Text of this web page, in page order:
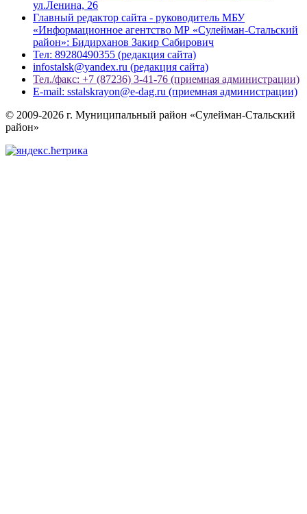
ул.Ленина, 26
Главный редактор сайта - руководитель МБУ
«Информационное агентство МР «Сулейман-Стальский
район»: Бидирханов Закир Сабирович
Тел: 89280490355 (редакция сайта)
infostalsk@yandex.ru (редакция сайта)
Тел./факс: +7 (87236) 3-41-76 (приемная администрации)
E-mail: sstalskrayon@e-dag.ru (приемная администрации)
© 2009-2026 г. Муниципальный район «Сулейман-Стальский
район»